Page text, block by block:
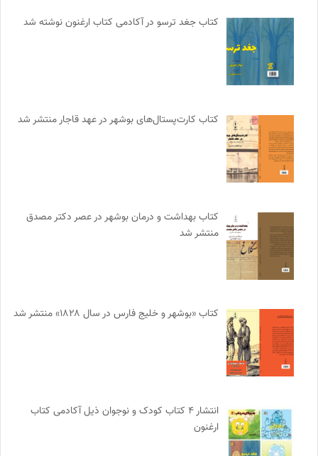
کتاب جغد ترسو در آکادمی کتاب ارغنون نوشته شد
کتاب کارت‌پستال‌های بوشهر در عهد قاجار منتشر شد
کتاب بهداشت و درمان بوشهر در عصر دکتر مصدق
منتشر شد
کتاب «بوشهر و خلیج فارس در سال ۱۸۲۸» منتشر شد
انتشار ۴ کتاب کودک و نوجوان ذیل آکادمی کتاب
ارغنون